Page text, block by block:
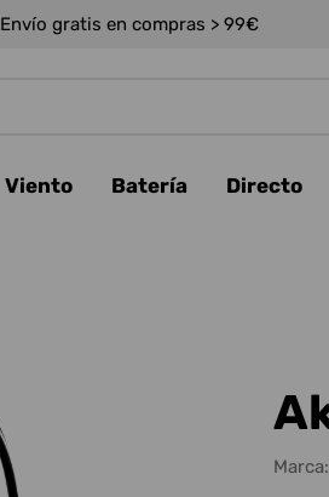
Envío gratis en compras > 99€
Viento Batería Directo
Marca: